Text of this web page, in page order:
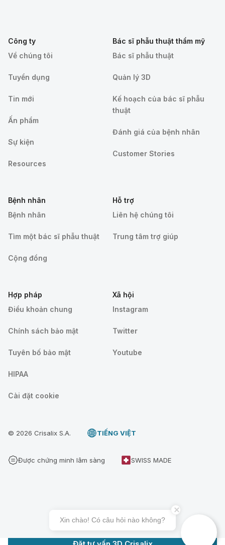
Công ty
Về chúng tôi
Tuyển dụng
Tin mới
Ấn phẩm
Sự kiện
Resources
Bác sĩ phẫu thuật thẩm mỹ
Bác sĩ phẫu thuật
Quản lý 3D
Kế hoạch của bác sĩ phẫu
thuật
Đánh giá của bệnh nhân
Customer Stories
Bệnh nhân
Bệnh nhân
Tìm một bác sĩ phẫu thuật
Cộng đồng
Hỗ trợ
Liên hệ chúng tôi
Trung tâm trợ giúp
Hợp pháp
Điều khoản chung
Chính sách bảo mật
Tuyên bố bảo mật
HIPAA
Cài đặt cookie
Xã hội
Instagram
Twitter
Youtube
© 2026 Crisalix S.A. TIẾNG VIỆT
Được chứng minh lâm sàng SWISS MADE
Xin chào! Có câu hỏi nào không?